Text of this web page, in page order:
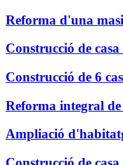
Reforma d'una
Construcció de
Construcció de 6
Reforma integral de
Ampliació